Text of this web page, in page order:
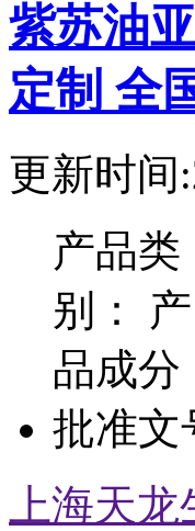
紫苏油
定制 全
更新时间
产品类
别： 产
品成分
批准文
上海天